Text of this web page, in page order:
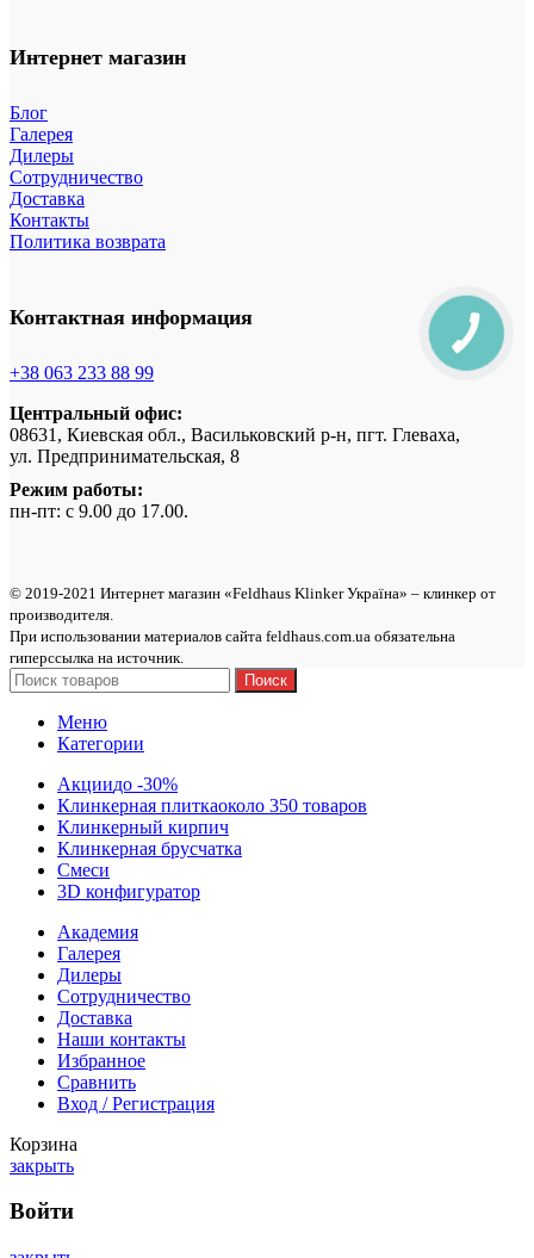
Интернет магазин
Блог
Галерея
Дилеры
Сотрудничество
Доставка
Контакты
Политика возврата
Контактная информация
+38 063 233 88 99
Центральный офис:
08631, Киевская обл., Васильковский р-н, пгт. Глеваха,
ул. Предпринимательская, 8
Режим работы:
пн-пт: с 9.00 до 17.00.
© 2019-2021 Интернет магазин «Feldhaus Klinker Україна» – клинкер от
производителя.
При использовании материалов сайта feldhaus.com.ua обязательна
гиперссылка на источник.
Поиск
Меню
Категории
Акциидо -30%
Клинкерная плиткаоколо 350 товаров
Клинкерный кирпич
Клинкерная брусчатка
Смеси
3D конфигуратор
Академия
Галерея
Дилеры
Сотрудничество
Доставка
Наши контакты
Избранное
Сравнить
Вход / Регистрация
Корзина
закрыть
Войти